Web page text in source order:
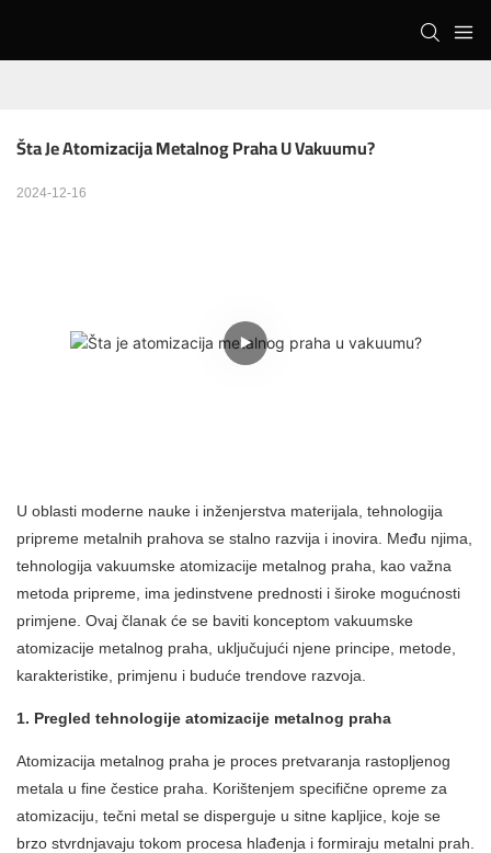
Šta Je Atomizacija Metalnog Praha U Vakuumu?
2024-12-16
U oblasti moderne nauke i inženjerstva materijala, tehnologija
pripreme metalnih prahova se stalno razvija i inovira. Među njima,
tehnologija vakuumske atomizacije metalnog praha, kao važna
metoda pripreme, ima jedinstvene prednosti i široke mogućnosti
primjene. Ovaj članak će se baviti konceptom vakuumske
atomizacije metalnog praha, uključujući njene principe, metode,
karakteristike, primjenu i buduće trendove razvoja.
1. Pregled tehnologije atomizacije metalnog praha
Atomizacija metalnog praha je proces pretvaranja rastopljenog
metala u fine čestice praha. Korištenjem specifične opreme za
atomizaciju, tečni metal se disperguje u sitne kapljice, koje se
brzo stvrdnjavaju tokom procesa hlađenja i formiraju metalni prah.